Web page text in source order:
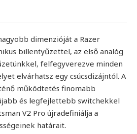
dimenzióját a Razer
billentyűzettel, az első analóg
felfegyverezve minden
elvárhatsz egy csúcsdizájntól. A
működtetés finomabb
és legfejlettebb switchekkel
V2 Pro újradefiniálja a
határait.